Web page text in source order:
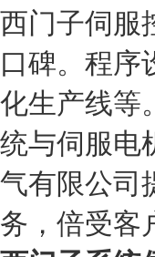
西门子伺服
口碑。程序
化生产线等
统与伺服电
气有限公司
务，倍受客